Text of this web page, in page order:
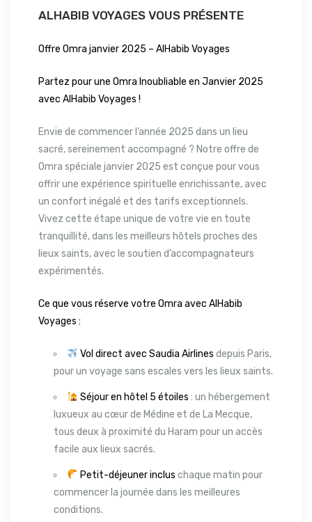
ALHABIB VOYAGES VOUS PRÉSENTE
Offre Omra janvier 2025 – AlHabib Voyages
Partez pour une Omra Inoubliable en Janvier 2025
avec AlHabib Voyages !
Envie de commencer l’année 2025 dans un lieu
sacré, sereinement accompagné ? Notre offre de
Omra spéciale janvier 2025 est conçue pour vous
offrir une expérience spirituelle enrichissante, avec
un confort inégalé et des tarifs exceptionnels.
Vivez cette étape unique de votre vie en toute
tranquillité, dans les meilleurs hôtels proches des
lieux saints, avec le soutien d’accompagnateurs
expérimentés.
Ce que vous réserve votre Omra avec AlHabib
Voyages :
Vol direct avec Saudia Airlines depuis Paris,
pour un voyage sans escales vers les lieux saints.
Séjour en hôtel 5 étoiles : un hébergement
luxueux au cœur de Médine et de La Mecque,
tous deux à proximité du Haram pour un accès
facile aux lieux sacrés.
Petit-déjeuner inclus chaque matin pour
commencer la journée dans les meilleures
conditions.